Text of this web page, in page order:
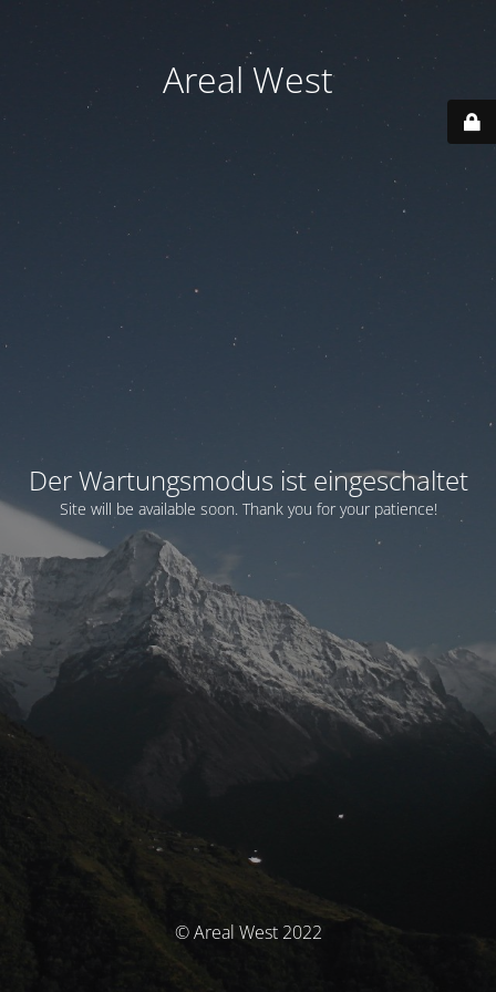
Areal West
Der Wartungsmodus ist eingeschaltet
Site will be available soon. Thank you for your patience!
© Areal West 2022